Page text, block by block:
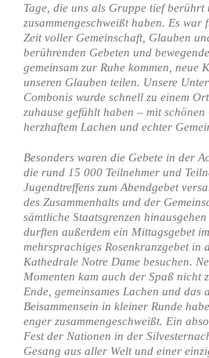
Tage, die uns als Gruppe tief berührt
zusammengeschweißt haben. Es war
Zeit voller Gemeinschaft, Glauben
berührenden Gebeten und
gemeinsam zur Ruhe kommen, neue
unseren Glauben teilen. Unsere
Combonis wurde schnell zu einem
zuhause gefühlt haben – mit schönen
herzhaftem Lachen und echter
Besonders waren die Gebete in der
die rund 15 000 Teilnehmer und
Jugendtreffens zum Abendgebet
des Zusammenhalts und der
sämtliche Staatsgrenzen
durften außerdem ein Mittagsgebet
mehrsprachiges Rosenkranzgebet in
Kathedrale Notre Dame besuchen.
Momenten kam auch der Spaß nicht
Ende, gemeinsames Lachen und das
Beisammensein in kleiner Runde
enger zusammengeschweißt. Ein
Fest der Nationen in der
Gesang aus aller Welt und einer